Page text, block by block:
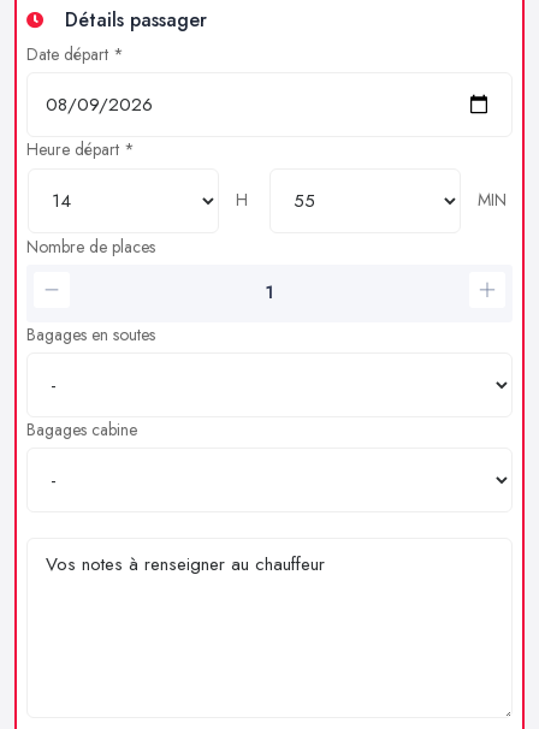
Détails passager
Date départ *
Heure départ *
H
MIN
Nombre de places
Bagages en soutes
Bagages cabine